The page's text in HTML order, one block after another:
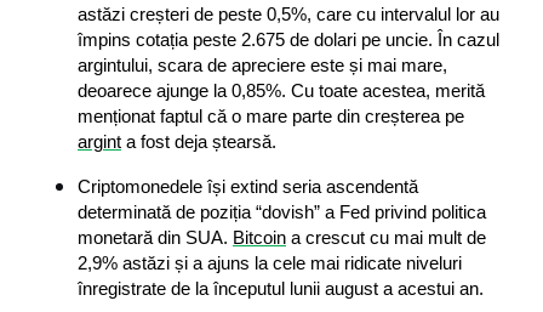
astăzi creșteri de peste 0,5%, care cu intervalul lor au
împins cotația peste 2.675 de dolari pe uncie. În cazul
argintului, scara de apreciere este și mai mare,
deoarece ajunge la 0,85%. Cu toate acestea, merită
argint a fost deja ștearsă.
Criptomonedele își extind seria ascendentă
determinată de poziția “dovish” a Fed privind politica
monetară din SUA. Bitcoin a crescut cu mai mult de
2,9% astăzi și a ajuns la cele mai ridicate niveluri
înregistrate de la începutul lunii august a acestui an.